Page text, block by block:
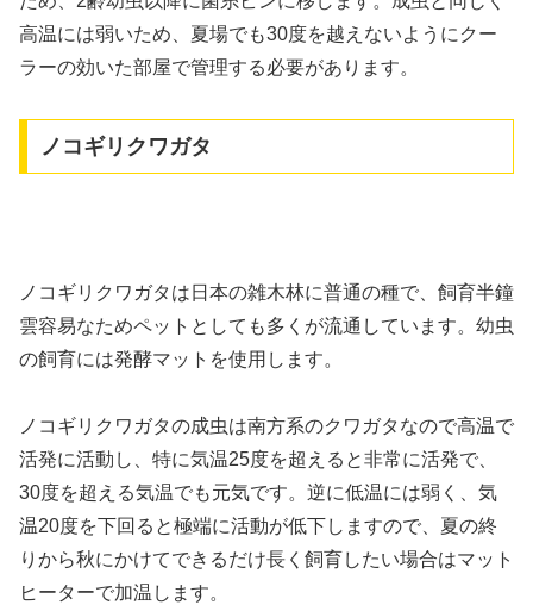
高温には弱いため、夏場でも30度を越えないようにクー
ラーの効いた部屋で管理する必要があります。
ノコギリクワガタ
ノコギリクワガタは日本の雑木林に普通の種で、飼育半鐘
雲容易なためペットとしても多くが流通しています。幼虫
の飼育には発酵マットを使用します。
ノコギリクワガタの成虫は南方系のクワガタなので高温で
活発に活動し、特に気温25度を超えると非常に活発で、
30度を超える気温でも元気です。逆に低温には弱く、気
温20度を下回ると極端に活動が低下しますので、夏の終
りから秋にかけてできるだけ長く飼育したい場合はマット
ヒーターで加温します。